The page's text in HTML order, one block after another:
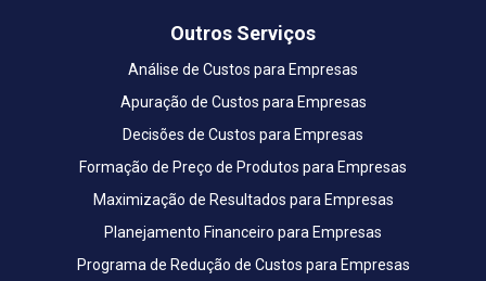
Outros Serviços
Análise de Custos para Empresas
Apuração de Custos para Empresas
Decisões de Custos para Empresas
Formação de Preço de Produtos para Empresas
Maximização de Resultados para Empresas
Planejamento Financeiro para Empresas
Programa de Redução de Custos para Empresas